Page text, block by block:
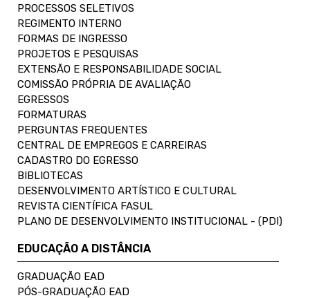
PROCESSOS SELETIVOS
REGIMENTO INTERNO
FORMAS DE INGRESSO
PROJETOS E PESQUISAS
EXTENSÃO E RESPONSABILIDADE SOCIAL
COMISSÃO PRÓPRIA DE AVALIAÇÃO
EGRESSOS
FORMATURAS
PERGUNTAS FREQUENTES
CENTRAL DE EMPREGOS E CARREIRAS
CADASTRO DO EGRESSO
BIBLIOTECAS
DESENVOLVIMENTO ARTÍSTICO E CULTURAL
REVISTA CIENTÍFICA FASUL
PLANO DE DESENVOLVIMENTO INSTITUCIONAL - (PDI)
EDUCAÇÃO A DISTÂNCIA
GRADUAÇÃO EAD
PÓS-GRADUAÇÃO EAD